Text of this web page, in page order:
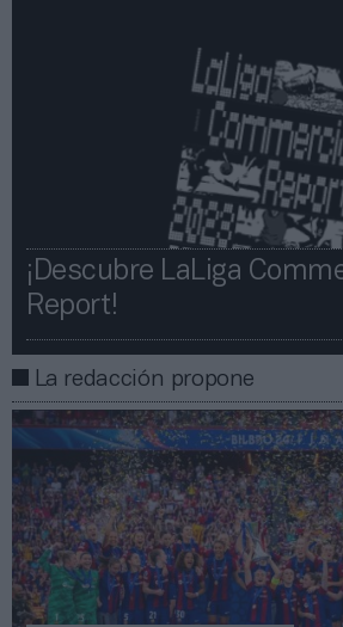
¡Descubre LaLiga
Report!​​
La redacción propone